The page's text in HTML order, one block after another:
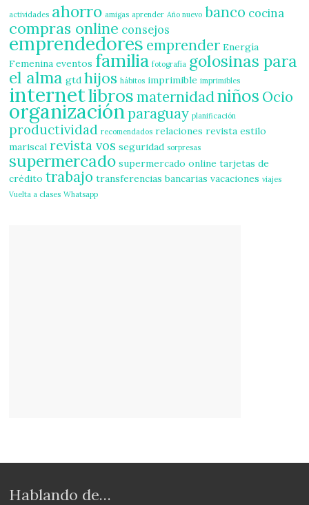
actividades ahorro amigas aprender Año nuevo banco cocina
compras online consejos
emprendedores emprender Energía
Femenina eventos familia fotografía golosinas para
el alma gtd hijos hábitos imprimible imprimibles
internetlibros maternidadniños Ocio
organizaciónparaguay planificación
productividad recomendados relaciones revista estilo
mariscal revista vos seguridad sorpresas
supermercado supermercado online tarjetas de
crédito trabajo transferencias bancarias vacaciones viajes
Vuelta a clases Whatsapp
Hablando de…